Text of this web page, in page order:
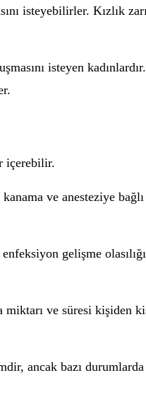
isteyebilirler. Kızlık
isteyen
içerebilir.
ve anesteziye
gelişme
miktarı ve süresi kişiden
ancak bazı